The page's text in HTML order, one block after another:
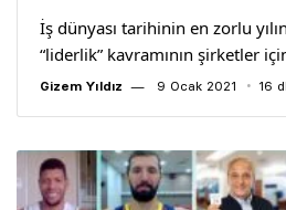
İş dünyası tarihinin en zorlu
“liderlik” kavramının şirketler
Gizem Yıldız 9 Ocak 2021 16